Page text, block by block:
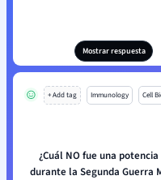
Mostrar respuesta
+ Add tag Immunology Cell
¿Cuál NO fue una
durante la Segunda Guerra